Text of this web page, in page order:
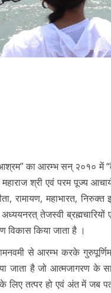
का आरम्भ सन् २०१० में
श्री एवं परम पूज्य
रामायण, महाभारत,
तेजस्वी ब्रह्मचारियों
विकास किया जाता है ।
से आरम्भ करके
जाता है जो आत्मजागरण के
तत्पर हो एवं अंत में जब